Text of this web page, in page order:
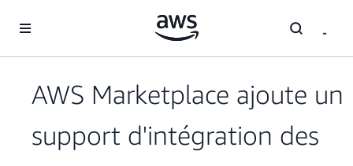
AWS Marketplace ajoute un
support d'intégration des